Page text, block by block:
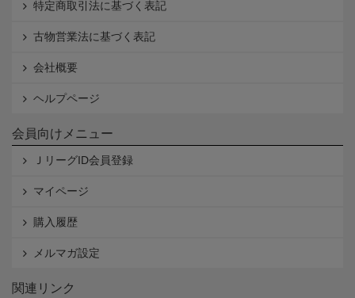
特定商取引法に基づく表記
古物営業法に基づく表記
会社概要
ヘルプページ
会員向けメニュー
ＪリーグID会員登録
マイページ
購入履歴
メルマガ設定
関連リンク